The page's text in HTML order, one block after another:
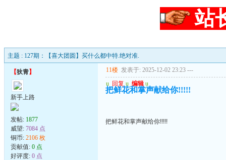
站
主题 : 127期：【喜大团圆】买什么都中特.绝对准.
【狄青】
新手上路
发帖: 1877
威望: 7084 点
铜币: 2106 枚
贡献值: 0 点
好评度: 0 点
11楼 发表于: 2025-12-02 23:23 ---
u 回复 u 编辑 u
把鲜花和掌声献给你!!!!!
把鲜花和掌声献给你!!!!!